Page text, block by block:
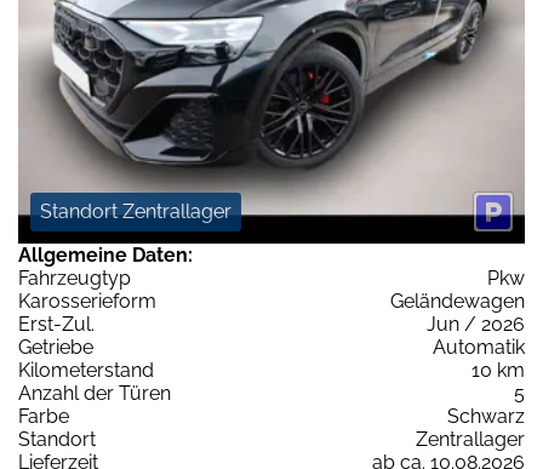
Standort Zentrallager
Allgemeine Daten:
Fahrzeugtyp
Pkw
Karosserieform
Geländewagen
Erst-Zul.
Jun / 2026
Getriebe
Automatik
Kilometerstand
10 km
Anzahl der Türen
5
Farbe
Schwarz
Standort
Zentrallager
Lieferzeit
ab ca. 10.08.2026